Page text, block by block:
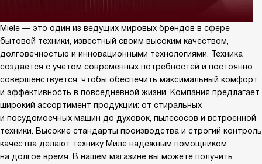
Miele — это один из ведущих мировых брендов в сфере
бытовой техники, известный своим высоким качеством,
долговечностью и инновационными технологиями. Техника
создается с учетом современных потребностей и постоянно
совершенствуется, чтобы обеспечить максимальный комфорт
и эффективность в повседневной жизни. Компания предлагает
широкий ассортимент продукции: от стиральных
и посудомоечных машин до духовок, пылесосов и встроенной
техники. Высокие стандарты производства и строгий контроль
качества делают технику Миле надежным помощником
на долгое время. В нашем магазине вы можете получить